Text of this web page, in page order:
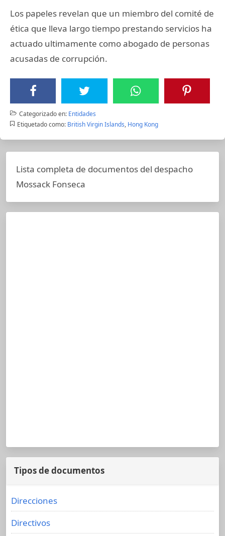
Los papeles revelan que un miembro del comité de
ética que lleva largo tiempo prestando servicios ha
actuado ultimamente como abogado de personas
acusadas de corrupción.
Categorizado en: Entidades
Etiquetado como: British Virgin Islands, Hong Kong
Lista completa de documentos del despacho
Mossack Fonseca
Tipos de documentos
Direcciones
Directivos